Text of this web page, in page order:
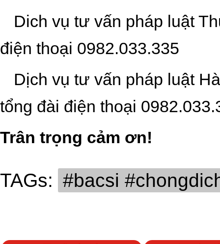
Dich vụ tư vấn pháp luật
điện thoại 0982.033.335
Dịch vụ tư vấn pháp luật
tổng đài điện thoại 0
Trân trọng cảm ơn!
TAGs: #bacsi